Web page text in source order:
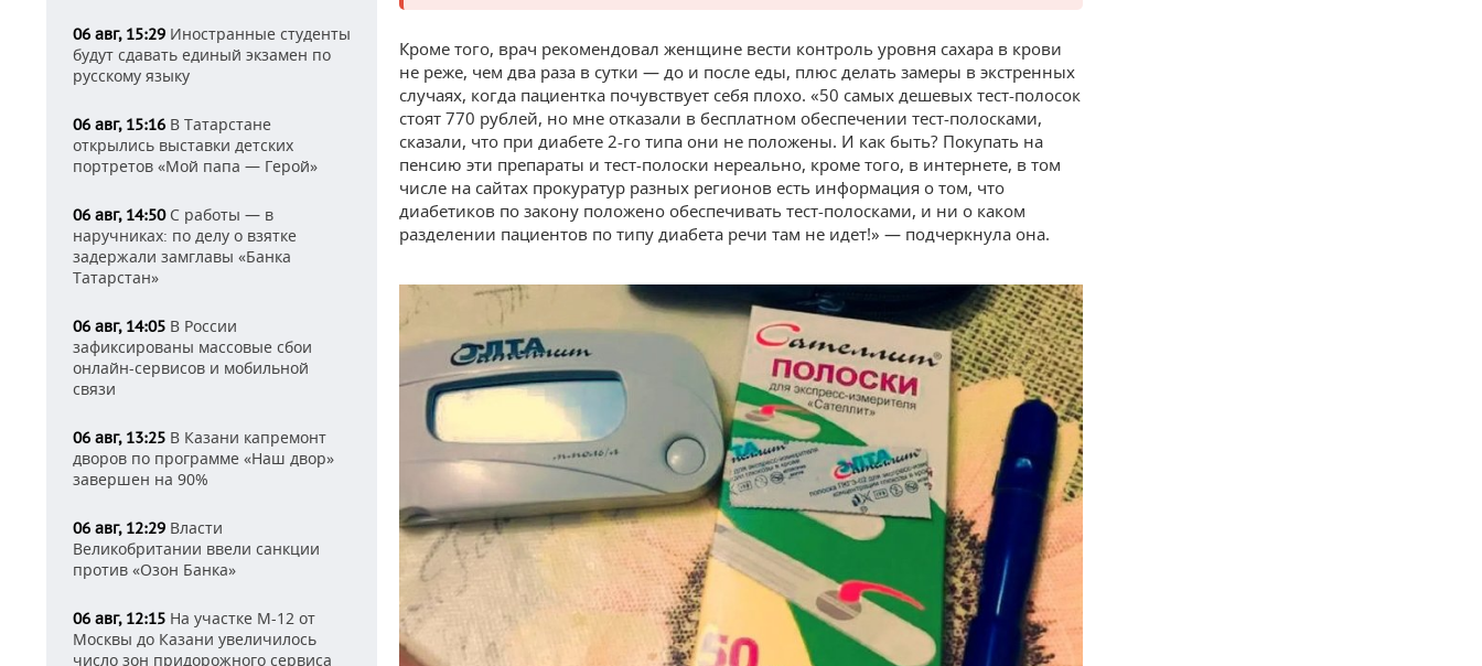
06 авг, 15:29 Иностранные студенты
будут сдавать единый экзамен по
русскому языку
06 авг, 15:16 В Татарстане
открылись выставки детских
портретов «Мой папа — Герой»
06 авг, 14:50С работы — в
наручниках: по делу о взятке
задержали замглавы «Банка
Татарстан»
06 авг, 14:05 В России
зафиксированы массовые сбои
онлайн-сервисов и мобильной
связи
06 авг, 13:25 В Казани капремонт
дворов по программе «Наш двор»
завершен на 90%
06 авг, 12:29 Власти
Великобритании ввели санкции
против «Озон Банка»
06 авг, 12:15 На участке М-12 от
Москвы до Казани увеличилось
число зон придорожного сервиса
Кроме того, врач рекомендовал женщине вести контроль уровня сахара в крови
не реже, чем два раза в сутки — до и после еды, плюс делать замеры в экстренных
случаях, когда пациентка почувствует себя плохо. «50 самых дешевых тест-полосок
стоят 770 рублей, но мне отказали в бесплатном обеспечении тест-полосками,
сказали, что при диабете 2-го типа они не положены. И как быть? Покупать на
пенсию эти препараты и тест-полоски нереально, кроме того, в интернете, в том
числе на сайтах прокуратур разных регионов есть информация о том, что
диабетиков по закону положено обеспечивать тест-полосками, и ни о каком
разделении пациентов по типу диабета речи там не идет!» — подчеркнула она.